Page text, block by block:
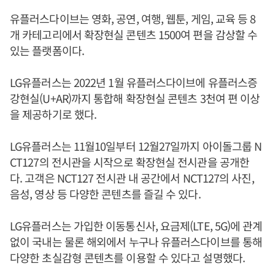
유플러스다이브는 영화, 공연, 여행, 웹툰, 게임, 교육 등 8
개 카테고리에서 확장현실 콘텐츠 1500여 편을 감상할 수
있는 플랫폼이다.
LG유플러스는 2022년 1월 유플러스다이브에 유플러스증
강현실(U+AR)까지 통합해 확장현실 콘텐츠 3천여 편 이상
을 제공하기로 했다.
LG유플러스는 11월10일부터 12월27일까지 아이돌그룹 N
CT127의 전시관을 시작으로 확장현실 전시관을 공개한
다. 고객은 NCT127 전시관 내 공간에서 NCT127의 사진,
음성, 영상 등 다양한 콘텐츠를 즐길 수 있다.
LG유플러스는 가입한 이동통신사, 요금제(LTE, 5G)에 관계
없이 국내는 물론 해외에서 누구나 유플러스다이브를 통해
다양한 초실감형 콘텐츠를 이용할 수 있다고 설명했다.